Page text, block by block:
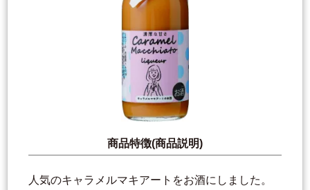
商品特徴(商品説明)
人気のキャラメルマキアートをお酒にしました。